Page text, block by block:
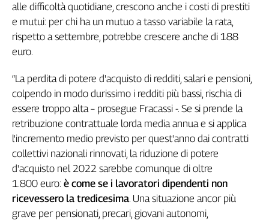
alle difficoltà quotidiane, crescono anche i costi di prestiti
e mutui: per chi ha un mutuo a tasso variabile la rata,
rispetto a settembre, potrebbe crescere anche di 188
euro.
“La perdita di potere d'acquisto di redditi, salari e pensioni,
colpendo in modo durissimo i redditi più bassi, rischia di
essere troppo alta – prosegue Fracassi -. Se si prende la
retribuzione contrattuale lorda media annua e si applica
l'incremento medio previsto per quest'anno dai contratti
collettivi nazionali rinnovati, la riduzione di potere
d'acquisto nel 2022 sarebbe comunque di oltre
1.800 euro: è come se i lavoratori dipendenti non
ricevessero la tredicesima. Una situazione ancor più
grave per pensionati, precari, giovani autonomi,